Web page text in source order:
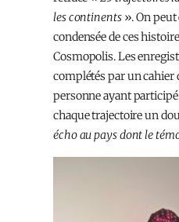
les continents». On peut
condensée de ces
Cosmopolis. Les
complétés par un cahier
personne ayant
chaque trajectoire un
écho au pays dont le